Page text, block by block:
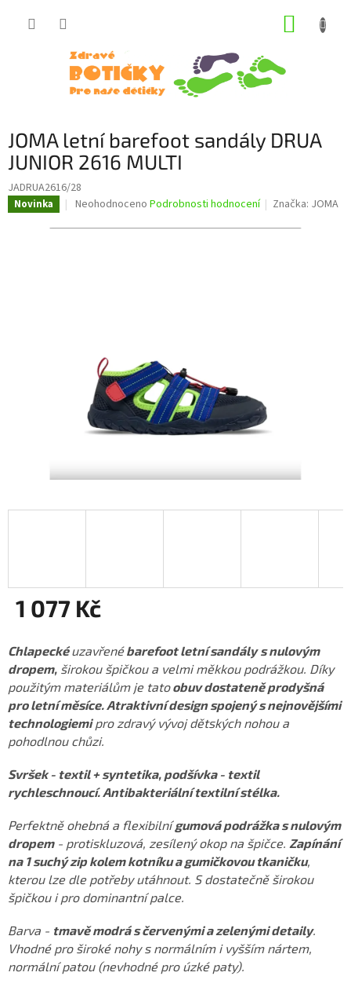
JOMA letní barefoot sandály DRUA
JUNIOR 2616 MULTI
JADRUA2616/28
Novinka
Průměrné
produktu
Neohodnoceno Podrobnosti hodnocení Značka: JOMA
1 077 Kč
cena:
Chlapeckéuzavřenébarefoot letní sandály s nulovým
dropem, širokou špičkou a velmi měkkou podrážkou. Díky
použitým materiálům je tatoobuv dostateně prodyšná
pro letní měsíce. Atraktivní design spojený s nejnovějšími
technologiemipro zdravý vývoj dětských nohou a
pohodlnou chůzi.
Svršek - textil + syntetika, podšívka - textil
rychleschnoucí. Antibakteriální textilní stélka.
Perfektně ohebná a flexibilnígumová podrážka s nulovým
dropem- protiskluzová, zesílený okop na špičce. Zapínání
na 1 suchý zip kolem kotníku a gumičkovou tkaničku,
kterou lze dle potřeby utáhnout. S dostatečně širokou
špičkou i pro dominantní palce.
Barva - tmavě modrá s červenými a zelenými detaily.
Vhodné pro široké nohy s normálním i vyšším nártem,
normální patou (nevhodné pro úzké paty).